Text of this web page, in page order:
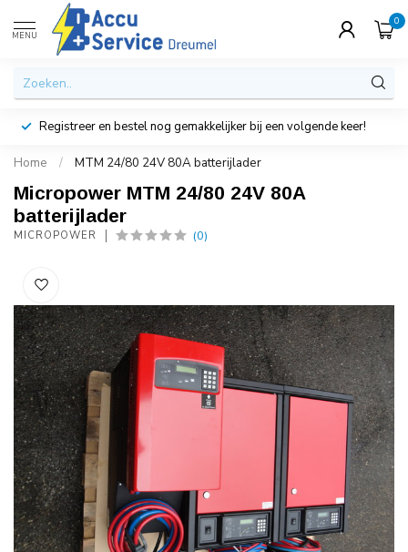
MENU
0
Registreer en bestel nog gemakkelijker bij een volgende keer!
Home / MTM 24/80 24V 80A batterijlader
Micropower MTM 24/80 24V 80A
batterijlader
MICROPOWER (0)